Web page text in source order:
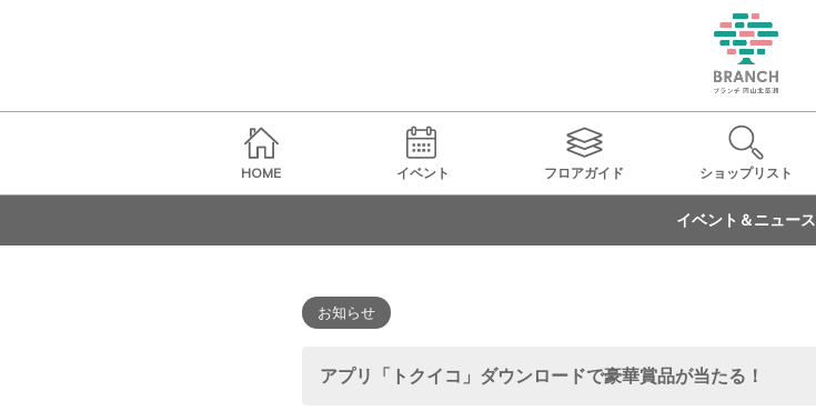
HOME イベント フロアガイド ショップリスト
イベント＆ニュース
お知らせ
アプリ「トクイコ」ダウンロードで豪華賞品が当たる！